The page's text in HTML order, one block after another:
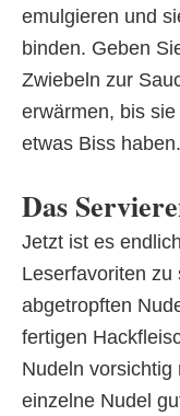
emulgieren und
binden. Geben
Zwiebeln zur
erwärmen, bis
etwas Biss haben.
Das
Jetzt ist es
Leserfavoriten
abgetropften
fertigen
Nudeln
einzelne Nudel